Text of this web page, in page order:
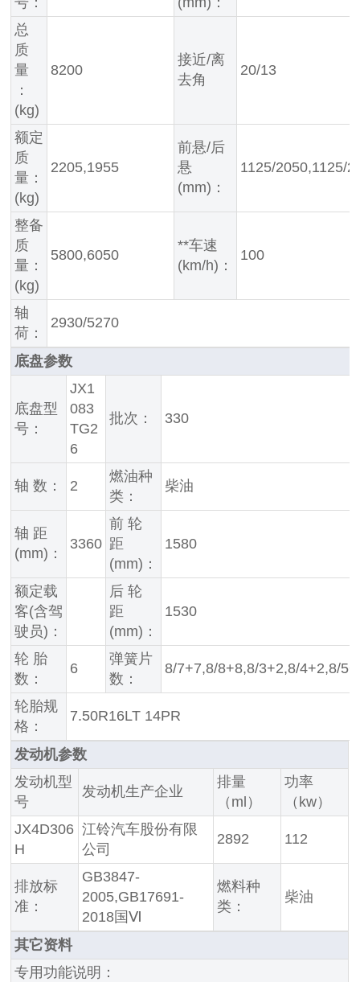
总
质
量
：
(kg)
8200
接近/离
去角
20/13
额定
质
量：
(kg)
2205,1955
前悬/后
悬
(mm)：
1125/2050,1125/
整备
质
量：
(kg)
5800,6050
**车速
(km/h)：
100
轴
荷：
2930/5270
底盘参数
底盘型
号：
JX1
083
TG2
6
批次： 330
轴 数： 2
燃油种
类：
柴油
轴 距
(mm)：
3360
前 轮
距
(mm)：
1580
额定载
客(含驾
驶员)：
后 轮
距
(mm)：
1530
轮 胎
数：
6
弹簧片
数：
8/7+7,8/8+8,8/3+2,8/4+2,8/
轮胎规
格：
7.50R16LT 14PR
发动机参数
发动机型
号
发动机生产企业
排量
（ml）
功率
（kw）
JX4D306
H
江铃汽车股份有限
公司
2892 112
排放标
准：
GB3847-
2005,GB17691-
2018国Ⅵ
燃料种
类：
柴油
其它资料
专用功能说明：